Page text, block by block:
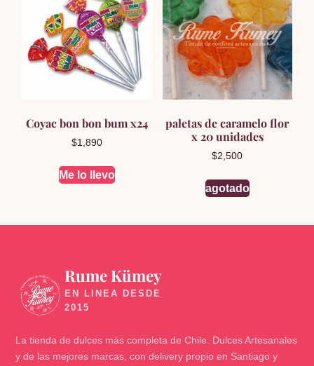
Coyac bon bon bum x24
$1,890
Me lo llevo
paletas de caramelo flor
x 20 unidades
$2,500
agotado
🍬
Rume Kümey
La tienda de dulces más completa de Chile. Dulces Artesanales
y de las mejores marcas, con delivery propio en Santiago y